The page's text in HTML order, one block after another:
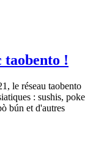
taobento !
le réseau taobento
: sushis, poke
bún et d'autres